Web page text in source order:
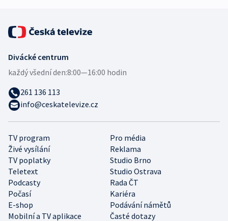
TV program
Pro média
Živé vysílání
Reklama
TV poplatky
Studio Brno
Teletext
Studio Ostrava
Podcasty
Rada ČT
Počasí
Kariéra
E-shop
Podávání námětů
Mobilní a TV aplikace
Časté dotazy
Divácké centrum
každý všední den:8:00—16:00 hodin
261 136 113
info@ceskatelevize.cz